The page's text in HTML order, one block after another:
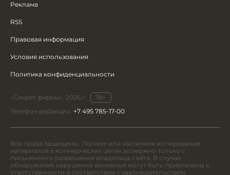
Реклама
RSS
Правовая информация
Условия использования
Политика конфиденциальности
«Секрет фирмы», 2026 г.
18+
Телефон редакции: +7 495 785-17-00
Все права защищены. Полное или частичное копирование
материалов в коммерческих целях возможно только с
письменного разрешения владельца сайта. В случае
обнаружения нарушений виновные могут быть привлечены к
ответственности в соответствии с законодательством